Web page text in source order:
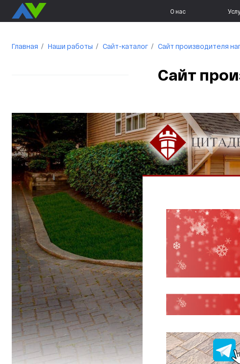
О нас
Главная Наши работы Сайт-каталог Сайт производителя
Сайт